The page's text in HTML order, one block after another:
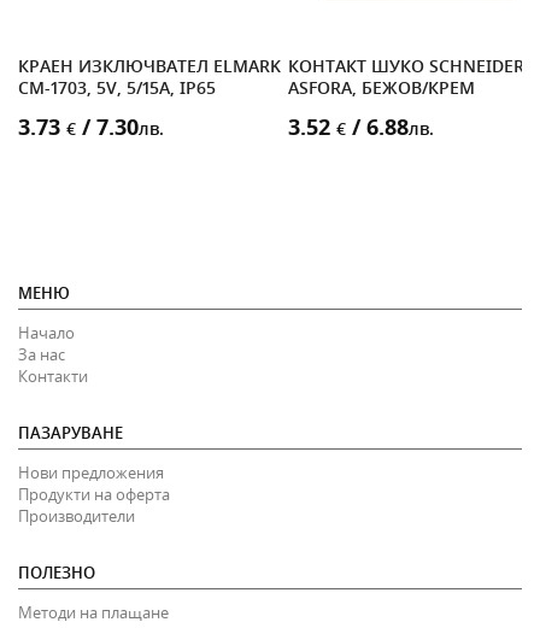
КРАЕН ИЗКЛЮЧВАТЕЛ ELMARK
CM-1703, 5V, 5/15A, IP65
3.73 € / 7.30лв.
КОНТАКТ ШУКО SCHNEIDER
ASFORA, БЕЖОВ/КРЕМ
3.52 € / 6.88лв.
МЕНЮ
Начало
За нас
Контакти
ПАЗАРУВАНЕ
Нови предложения
Продукти на оферта
Производители
ПОЛЕЗНО
Методи на плащане